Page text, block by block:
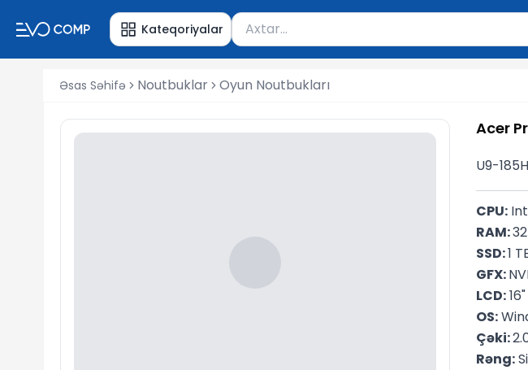
Kateqoriyalar Məhsul axtar
Axtarış üçün ən azı 2 simvol yazın.
Əsas Səhifə Noutbuklar Oyun Noutbukları
Acer
U9-
CPU:
RAM:
SSD: 1
GFX:
LCD: 16"
OS:
Çəki:
Rəng: